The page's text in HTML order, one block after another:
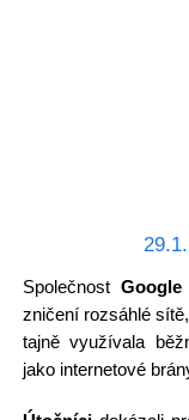
Společnost Google
zničení rozsáhlé
tajně využívala
jako internetové